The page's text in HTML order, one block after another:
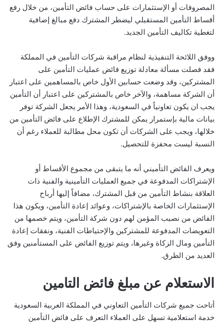
المصروفات أو الإستثمارات على حساب فائض التأمين، من خلال رفع
أقساط التأمين المستقبلي ليضطر المشترك دفع مبالغ إضافية
لتغطية تكاليف التأمين الجديد.
ووفق اللائحة التنفيذية لنظام مراقبة شركات التأمين في المملكة
فقد فصلت مسألة معادلة توزيع فائض عمليات التأمين على
المشتركين، وقد وضعت حسابين الأول خاص بالمساهمين على اعتبار
أن الشركة مساهمة، والآخر خاص بالمشتركين على اعتبار أن التأمين
يجب ان يكون تعاونياً في السعودية، وهذا الأمر يجعل الشركة توفر
بيانات مالية بإستمرار يمكن للمشترك الإطلاع على فائض التأمين من
خلالها، ويجب على الشركات أن تكون محل مطالبة للعملاء رغم أن
النسبة ليست محفزة للتحصيل.
ويعرف الفائض التأميني أنه ما يتبقى من مجموع الأقساط أو
الإشتراكات المدفوعة في جميع العمليات التأمينية والفنية ذات
العلاقة بنشاط التأمين من قبل المشترك، مضافاً إليها أرباح
الإستثمارات الخاصة بالإشتراكات، وعوائد إعادة التأمين، ويكون هذا
الفائض من نصيب المؤمن لهم دون شركة التأمين، ويتم خصمها من
التعويضات المدفوعة للمشتركين والإحتياطات الفنية، ونفقات إعادة
التأمين ومال الزكاة وغيرها، ويتم توزيع الفائض على المستأمنين وفق
العديد من الطرق.
الاستعلام عن مبلغ فائض التامين
أتاحت جميع شركات التأمين التعاوني في المملكة العربية السعودية
خدمة استعلامية تسهل على العملاء التعرف على فائض التأمين